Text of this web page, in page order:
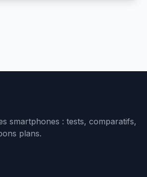
smartphones : tests, comparatifs,
plans.